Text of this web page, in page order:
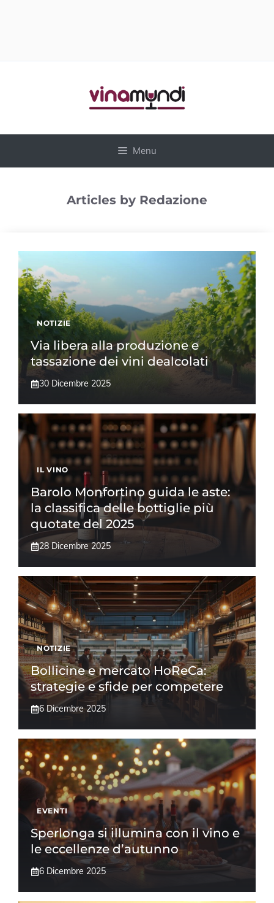
Menu
Articles by Redazione
NOTIZIE
Via libera alla produzione e
tassazione dei vini dealcolati
30 Dicembre 2025
IL VINO
Barolo Monfortino guida le aste:
la classifica delle bottiglie più
quotate del 2025
28 Dicembre 2025
NOTIZIE
Bollicine e mercato HoReCa:
strategie e sfide per competere
6 Dicembre 2025
EVENTI
Sperlonga si illumina con il vino e
le eccellenze d’autunno
6 Dicembre 2025